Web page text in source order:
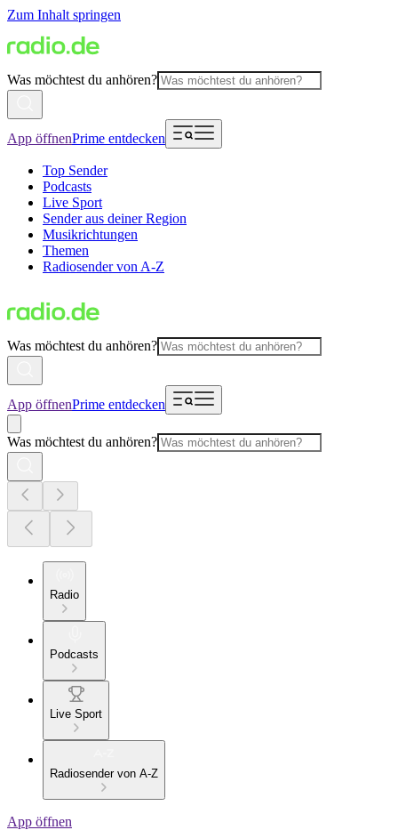
Zum Inhalt springen
Was möchtest du anhören?
App öffnenPrime entdecken
Top Sender
Podcasts
Live Sport
Sender aus deiner Region
Musikrichtungen
Themen
Radiosender von A-Z
Was möchtest du anhören?
App öffnenPrime entdecken
Was möchtest du anhören?
Radio
Podcasts
Live Sport
Radiosender von A-Z
App öffnen